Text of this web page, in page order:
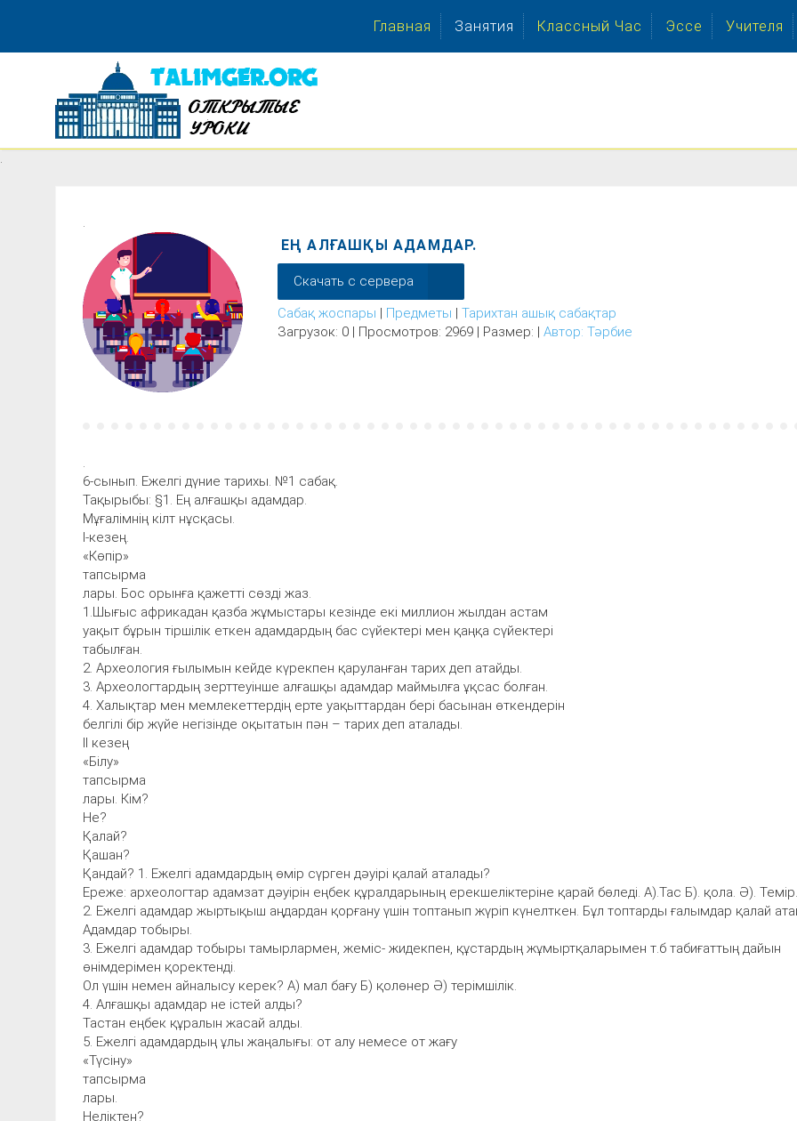
Главная Занятия Классный Час Эссе Учителя
.
.
ЕҢ АЛҒАШҚЫ АДАМДАР.
Скачать с сервера
Сабақ жоспары | Предметы | Тарихтан ашық сабақтар
Загрузок: 0 | Просмотров: 2969 | Размер: | Автор: Тәрбие
6-сынып. Ежелгі дүние тарихы. №1 сабақ.
Тақырыбы: §1. Ең алғашқы адамдар.
Мұғалімнің кілт нұсқасы.
I-кезең.
«Көпір»
тапсырма
лары. Бос орынға қажетті сөзді жаз.
1.Шығыс африкадан қазба жұмыстары кезінде екі миллион жылдан астам
уақыт бұрын тіршілік еткен адамдардың бас сүйектері мен қаңқа сүйектері
табылған.
2. Археология ғылымын кейде күрекпен қаруланған тарих деп атайды.
3. Археологтардың зерттеуінше алғашқы адамдар маймылға ұқсас болған.
4. Халықтар мен мемлекеттердің ерте уақыттардан бері басынан өткендерін
белгілі бір жүйе негізінде оқытатын пән – тарих деп аталады.
II кезең
«Білу»
тапсырма
лары. Кім?
Не?
Қалай?
Қашан?
Қандай? 1. Ежелгі адамдардың өмір сүрген дәуірі қалай аталады?
Ереже: археологтар адамзат дәуірін еңбек құралдарының ерекшеліктеріне қарай бөледі. А).Тас Б). қола. Ә). Темір.
2. Ежелгі адамдар жыртықыш аңдардан қорғану үшін топтанып жүріп күнелткен. Бұл топтарды ғалымдар қалай
Адамдар тобыры.
3. Ежелгі адамдар тобыры тамырлармен, жеміс- жидекпен, құстардың жұмыртқаларымен т.б табиғаттың дайын
өнімдерімен қоректенді.
Ол үшін немен айналысу керек? А) мал бағу Б) қолөнер Ә) терімшілік.
4. Алғашқы адамдар не істей алды?
Тастан еңбек құралын жасай алды.
5. Ежелгі адамдардың ұлы жаңалығы: от алу немесе от жағу
«Түсіну»
тапсырма
лары.
Неліктен?
.